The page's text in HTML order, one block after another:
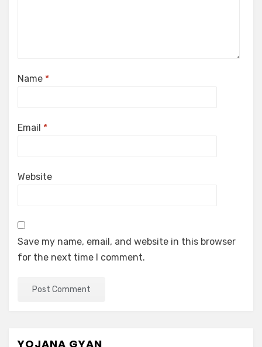
Name *
Email *
Website
Save my name, email, and website in this browser
for the next time I comment.
YOJANA GYAN